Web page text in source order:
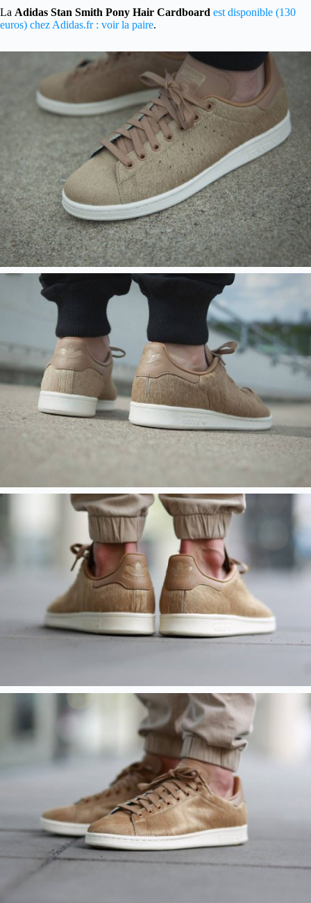
La Adidas Stan Smith Pony Hair Cardboard est disponible (130
euros) chez Adidas.fr : voir la paire.